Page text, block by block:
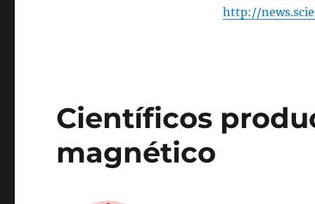
http://
Científicos
magnético